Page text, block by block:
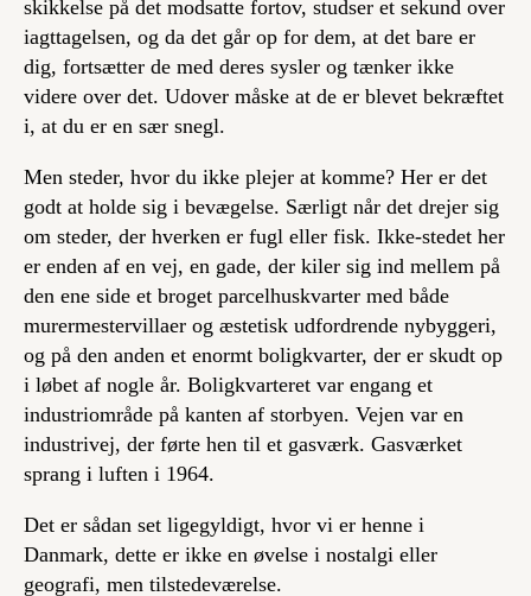
skikkelse på det modsatte fortov, studser et sekund over
iagttagelsen, og da det går op for dem, at det bare er
dig, fortsætter de med deres sysler og tænker ikke
videre over det. Udover måske at de er blevet bekræftet
i, at du er en sær snegl.
Men steder, hvor du ikke plejer at komme? Her er det
godt at holde sig i bevægelse. Særligt når det drejer sig
om steder, der hverken er fugl eller fisk. Ikke-stedet her
er enden af en vej, en gade, der kiler sig ind mellem på
den ene side et broget parcelhuskvarter med både
murermestervillaer og æstetisk udfordrende nybyggeri,
og på den anden et enormt boligkvarter, der er skudt op
i løbet af nogle år. Boligkvarteret var engang et
industriområde på kanten af storbyen. Vejen var en
industrivej, der førte hen til et gasværk. Gasværket
sprang i luften i 1964.
Det er sådan set ligegyldigt, hvor vi er henne i
Danmark, dette er ikke en øvelse i nostalgi eller
geografi, men tilstedeværelse.